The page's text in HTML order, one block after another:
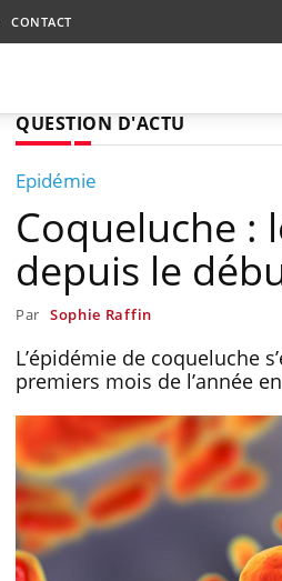
CONTACT
QUESTION D'ACTU
Epidémie
Coqueluche :
depuis le
Par Sophie Raffin
L’épidémie de coqueluche
premiers mois de l’année